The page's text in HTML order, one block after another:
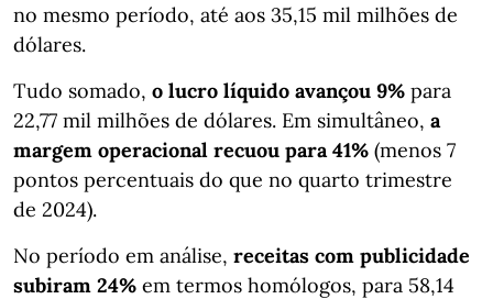
no mesmo período, até aos 35,15 mil milhões de
dólares.
Tudo somado, o lucro líquido avançou 9% para
22,77 mil milhões de dólares. Em simultâneo, a
margem operacional recuou para 41% (menos 7
pontos percentuais do que no quarto trimestre
de 2024).
No período em análise, receitas com publicidade
subiram 24% em termos homólogos, para 58,14